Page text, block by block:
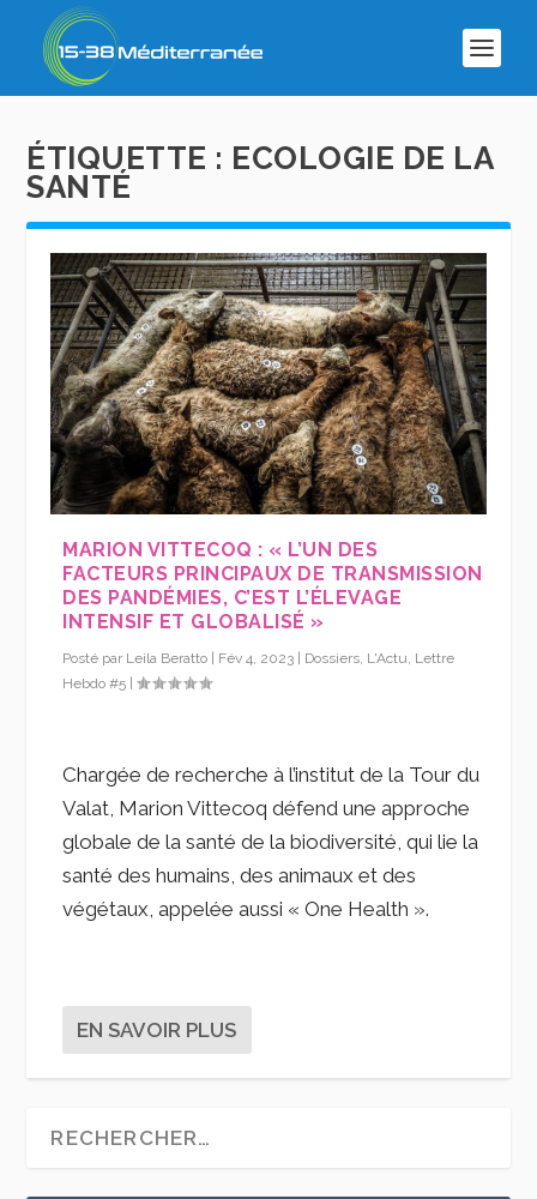
ÉTIQUETTE : ECOLOGIE DE LA
SANTÉ
MARION VITTECOQ : « L’UN DES
FACTEURS PRINCIPAUX DE TRANSMISSION
DES PANDÉMIES, C’EST L’ÉLEVAGE
INTENSIF ET GLOBALISÉ »
Posté par Leila Beratto | Fév 4, 2023 | Dossiers L'Actu Lettre
Hebdo #5 |
Chargée de recherche à l’institut de la Tour du
Valat, Marion Vittecoq défend une approche
globale de la santé de la biodiversité, qui lie la
santé des humains, des animaux et des
végétaux, appelée aussi « One Health ».
EN SAVOIR PLUS